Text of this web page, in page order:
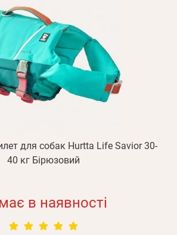
НОВИНКИ
АКЦІЇ
БЛОГ
Оплата і доставка
Програма лояльності
Контакти
для собак Hurtta Life Savior 30-
40 кг Бірюзовий
в наявності